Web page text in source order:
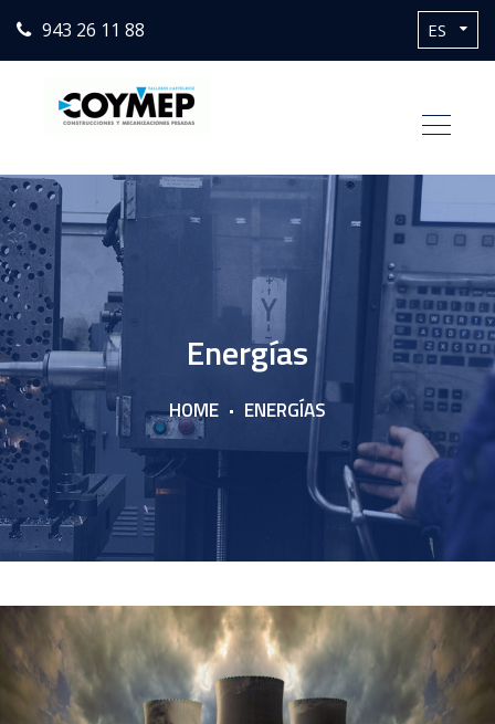
943 26 11 88
Energías
HOME ENERGÍAS